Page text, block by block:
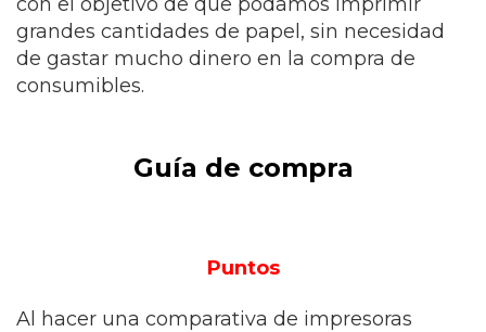
grandes cantidades de papel, sin necesidad
de gastar mucho dinero en la compra de
consumibles.
Guía de compra
Puntos
Al hacer una comparativa de impresoras